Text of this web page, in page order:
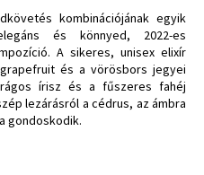
kombinációjának egyik
és könnyed, 2022-es
A sikeres, unisex elixír
és a vörösbors jegyei
írisz és a fűszeres fahéj
lezárásról a cédrus, az ámbra
gondoskodik.